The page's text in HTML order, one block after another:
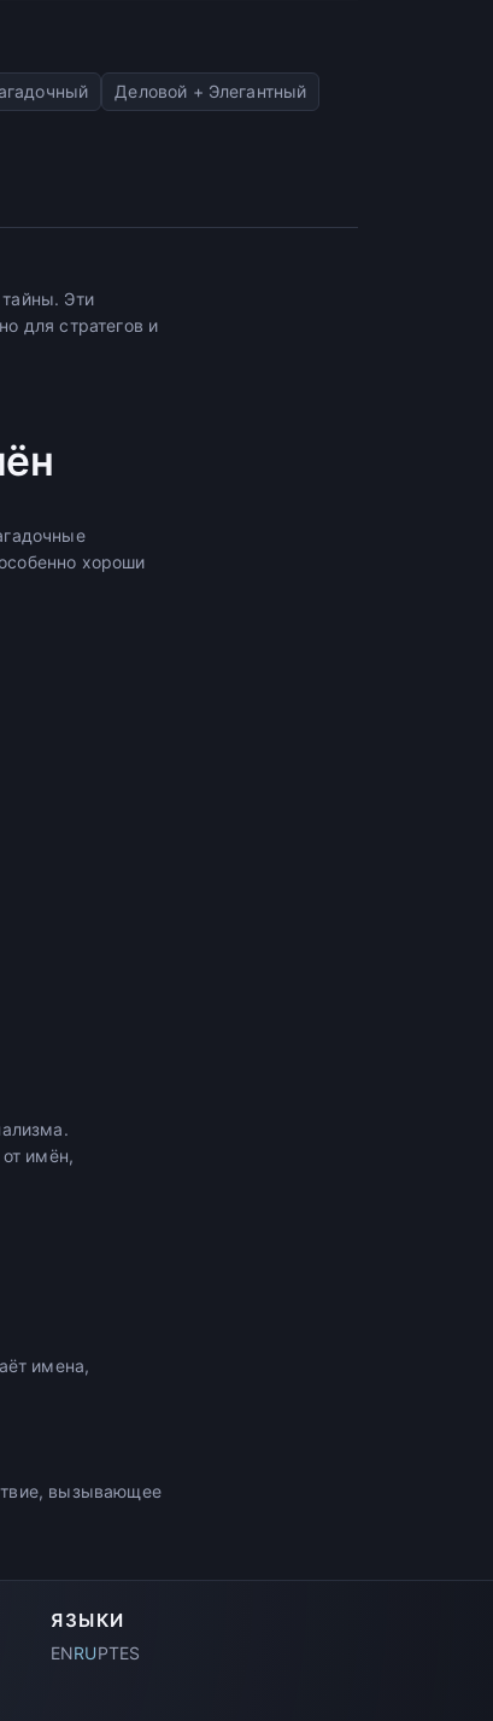
Деловой + Элегантный
Эти
для стратегов и
хороши
имён,
имена,
вызывающее
ЯЗЫКИ
ENRUPTES